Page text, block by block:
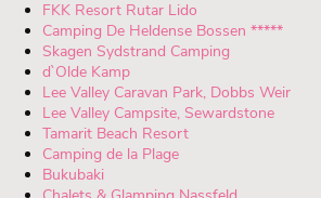
FKK Resort Rutar Lido
Camping De Heldense Bossen *****
Skagen Sydstrand Camping
d`Olde Kamp
Lee Valley Caravan Park, Dobbs Weir
Lee Valley Campsite, Sewardstone
Tamarit Beach Resort
Camping de la Plage
Bukubaki